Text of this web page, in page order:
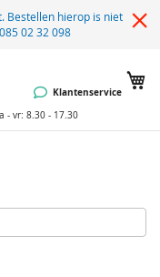
Bestellen hierop is niet
02 32 098
Klantenservice
- vr: 8.30 - 17.30